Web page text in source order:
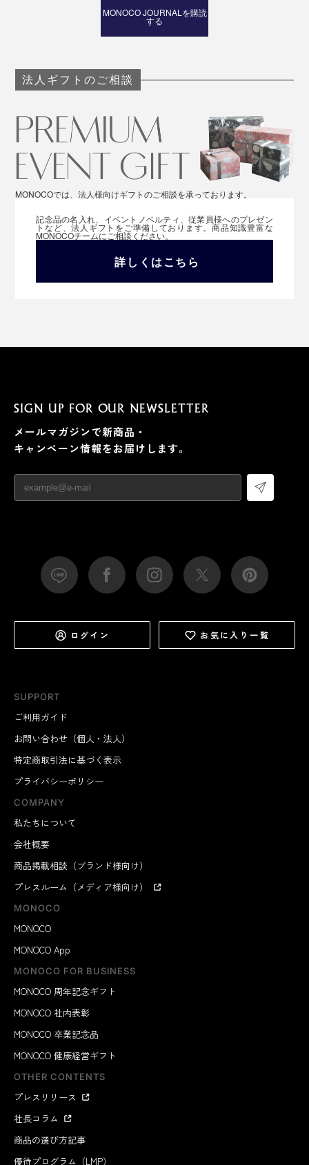
MONOCO JOURNALを購読
する
法人ギフトのご相談
MONOCOでは、法人様向けギフトのご相談を承っております。
記念品の名入れ、イベントノベルティ、従業員様へのプレゼン
トなど、法人ギフトをご準備しております。商品知識豊富な
MONOCOチームにご相談ください。
詳しくはこちら
SUPPORT
ご利用ガイド
お問い合わせ（個人・法人）
特定商取引法に基づく表示
プライバシーポリシー
COMPANY
私たちについて
会社概要
商品掲載相談（ブランド様向け）
プレスルーム（メディア様向け）
MONOCO
MONOCO
MONOCO App
MONOCO FOR BUSINESS
MONOCO 周年記念ギフト
MONOCO 社内表彰
MONOCO 卒業記念品
MONOCO 健康経営ギフト
OTHER CONTENTS
プレスリリース
社長コラム
商品の選び方記事
優待プログラム（LMP）
SIGN UP FOR OUR NEWSLETTER
メールマガジンで新商品・
キャンペーン情報をお届けします。
ログイン お気に入り一覧